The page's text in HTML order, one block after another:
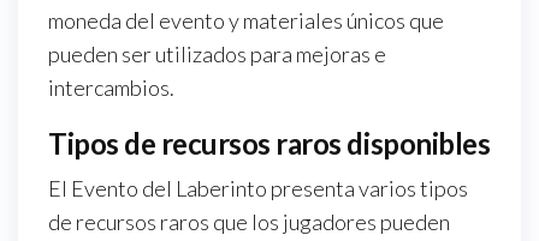
moneda del evento y materiales únicos que
pueden ser utilizados para mejoras e
intercambios.
Tipos de recursos raros disponibles
El Evento del Laberinto presenta varios tipos
de recursos raros que los jugadores pueden